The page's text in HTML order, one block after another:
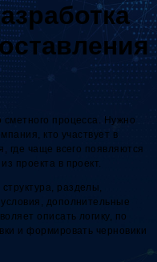
сметного процесса. Нужно
кто участвует в
где чаще всего появляются
проекта в проект.
разделы,
дополнительные
описать логику, по
и формировать черновики